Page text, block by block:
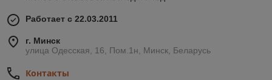
Работает с 22.03.2011
г. Минск
улица Одесская, 16, Пом.1н, Минск, Беларусь
Контакты